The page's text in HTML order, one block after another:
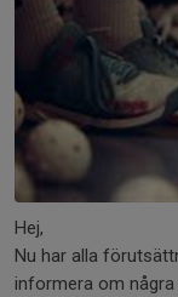
Hej,
Nu har alla
informera om